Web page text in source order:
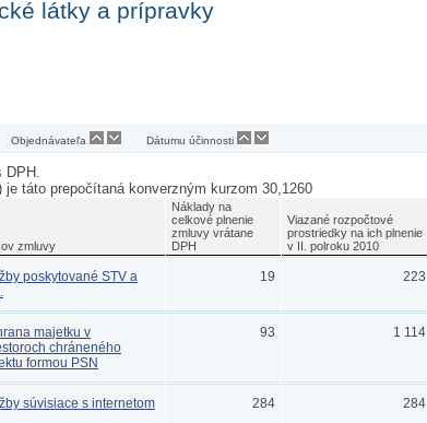
látky a prípravky
Objednávateľa Dátumu účinnosti
DPH.
táto prepočítaná konverzným kurzom 30,1260
zmluvy
Náklady na
celkové plnenie
zmluvy vrátane
DPH
Viazané rozpočtové
prostriedky na ich plnenie
v II. polroku 2010
poskytované STV a
19 223
majetku v
chráneného
formou PSN
93 1 114
súvisiace s internetom 284 284